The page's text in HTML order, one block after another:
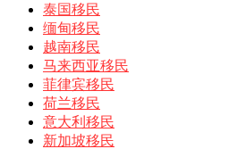
泰国移民
缅甸移民
越南移民
马来西亚移民
菲律宾移民
荷兰移民
意大利移民
新加坡移民